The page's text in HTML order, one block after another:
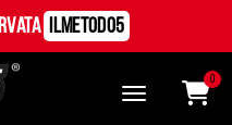
ILMetodo5
0